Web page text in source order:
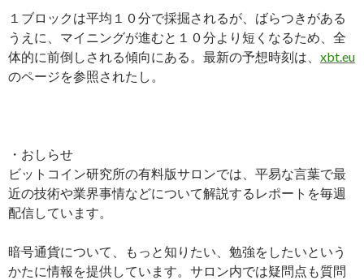
１ブロックは平均１０分で採掘されるが、ばらつきがある
うえに、マイニングが進むと１０分より短くなるため、全
体的に前倒しされる傾向にある。最新の予想時刻は、 xbt.eu
のページを参照されたし。
・おしらせ
ビットコイン研究所の有料版サロンでは、平易な言葉で最
近の技術や業界事情などについて解説するレポートを毎週
配信しています。
暗号通貨について、もっと知りたい、勉強をしたいという
かたに情報を提供しています。サロン内では疑問点も質問